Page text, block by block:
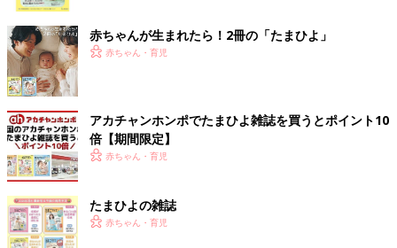
まず、後悔するものには単純に誤って捨ててしまったものと、熟
考した結果手放したのに後から必要と感じたものがあると思いま
す。
単純に誤って捨ててしまったものは、いうまでもなく、その反省
ものは決して取り返しがつかなくなったわけではありませんから
学びの機会ととらえてください。
ただし、不安だからとすべてを取っておくと、整理がつかなくな
り、大事なものが不要なものに埋もれて見つからなくなるリスク
も増えますから、やはり常に取捨選択は必要です。
赤ちゃんが生まれたら！2冊の「たまひよ」
赤ちゃん・育児
アカチャンホンポでたまひよ雑誌を買うとポイント10
倍【期間限定】
赤ちゃん・育児
たまひよの雑誌
赤ちゃん・育児